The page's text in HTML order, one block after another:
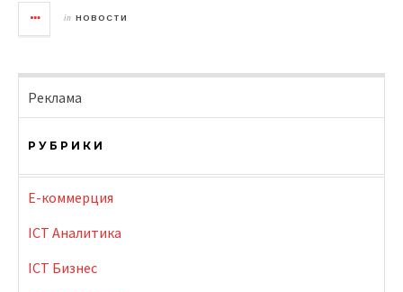
in НОВОСТИ
Реклама
РУБРИКИ
E-коммерция
ICT Аналитика
ICT Бизнес